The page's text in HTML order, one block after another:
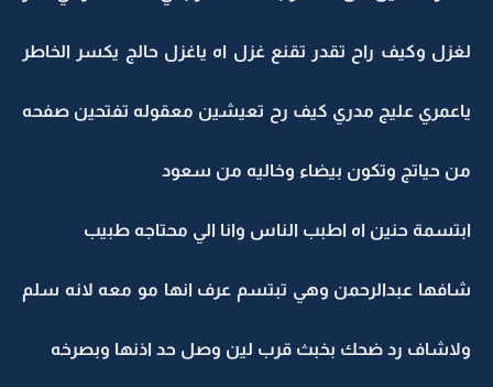
لغزل وكيف راح تقدر تقنع غزل اه ياغزل حالج يكسر الخاطر
ياعمري عليج مدري كيف رح تعيشين معقوله تفتحين صفحه
من حياتج وتكون بيضاء وخاليه من سعود
ابتسمة حنين اه اطبب الناس وانا الي محتاجه طبيب
شافها عبدالرحمن وهي تبتسم عرف انها مو معه لانه سلم
ولاشاف رد ضحك بخبث قرب لين وصل حد اذنها وبصرخه